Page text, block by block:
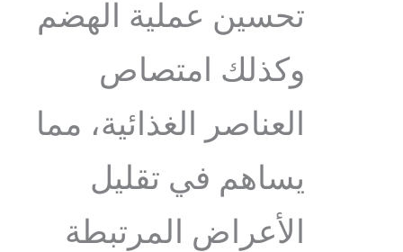
تحسين عملية الهضم
وكذلك امتصاص
العناصر الغذائية، مما
يساهم في تقليل
الأعراض المرتبطة